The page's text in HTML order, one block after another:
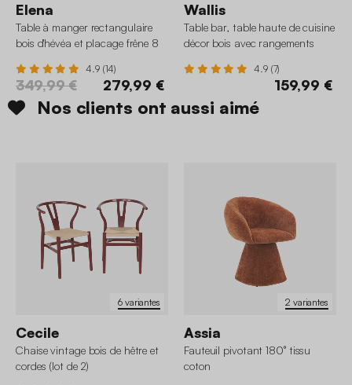
Elena
Table à manger rectangulaire
bois d'hévéa et placage frêne 8
4.9 (14)
349,99 € 279,99 €
Wallis
Table bar, table haute de cuisine
décor bois avec rangements
4.9 (7)
159,99 €
Nos clients ont aussi aimé
6 variantes
Cecile
Chaise vintage bois de hêtre et
cordes (lot de 2)
2 variantes
Assia
Fauteuil pivotant 180° tissu
coton